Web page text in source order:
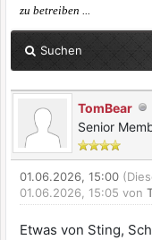
zu betreiben ...
Suchen
TomBear
Senior
01.06.2026, 15:00
01.06.2026, 15:05 von
Etwas von Sting,